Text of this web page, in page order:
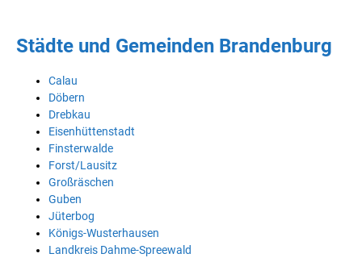
Städte und Gemeinden Brandenburg
Calau
Döbern
Drebkau
Eisenhüttenstadt
Finsterwalde
Forst/Lausitz
Großräschen
Guben
Jüterbog
Königs-Wusterhausen
Landkreis Dahme-Spreewald